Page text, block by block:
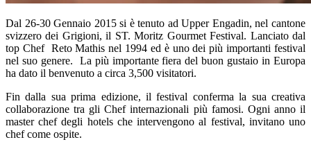
Dal 26-30 Gennaio 2015 si è tenuto ad Upper Engadin, nel cantone
svizzero dei Grigioni, il ST. Moritz Gourmet Festival. Lanciato dal
top Chef Reto Mathis nel 1994 ed è uno dei più importanti festival
nel suo genere. La più importante fiera del buon gustaio in Europa
ha dato il benvenuto a circa 3,500 visitatori.
Fin dalla sua prima edizione, il festival conferma la sua creativa
collaborazione tra gli Chef internazionali più famosi. Ogni anno il
master chef degli hotels che intervengono al festival, invitano uno
chef come ospite.